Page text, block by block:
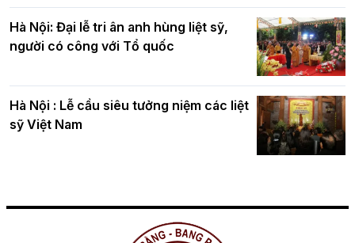
Hà Nội: Đại lễ tri ân anh hùng liệt sỹ,
người có công với Tổ quốc
Hà Nội : Lễ cầu siêu tưởng niệm các liệt
sỹ Việt Nam